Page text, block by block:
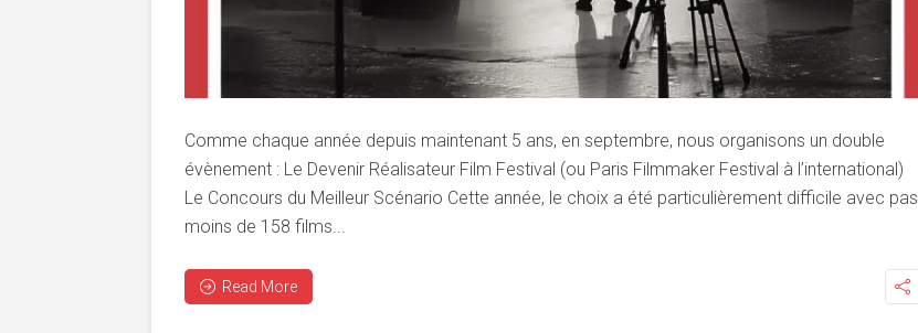
Comme chaque année depuis maintenant 5 ans, en septembre, nous organisons un double
évènement : Le Devenir Réalisateur Film Festival (ou Paris Filmmaker Festival à l’international)
Le Concours du Meilleur Scénario Cette année, le choix a été particulièrement difficile avec pas
moins de 158 films...
Read More